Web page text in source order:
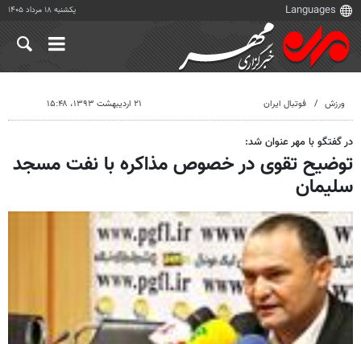
یکشنبه ۱۸ مرداد ۱۴۰۵
ورزش فوتبال ایران ۲۱ اردیبهشت ۱۳۹۳، ۱۵:۴۸
در گفتگو با مهر عنوان شد:
توضیح تقوی در خصوص مذاکره با نفت مسجد
سلیمان